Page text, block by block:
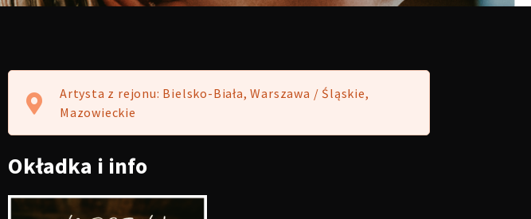
Artysta z rejonu: Bielsko-Biała, Warszawa / Śląskie,
Mazowieckie
Okładka i info